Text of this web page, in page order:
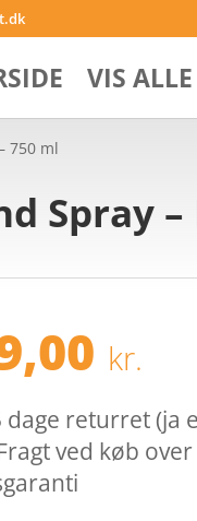
VIS
750 ml
Spray –
kr.
dage returret (ja
ved køb